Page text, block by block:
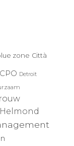
zone Città
CPO Detroit
Helmond